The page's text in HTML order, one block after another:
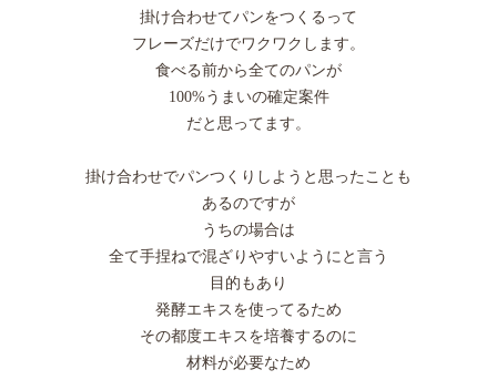
掛け合わせてパンをつくるって
フレーズだけでワクワクします。
食べる前から全てのパンが
100%うまいの確定案件
だと思ってます。
掛け合わせでパンつくりしようと思ったことも
あるのですが
うちの場合は
全て手捏ねで混ざりやすいようにと言う
目的もあり
発酵エキスを使ってるため
その都度エキスを培養するのに
材料が必要なため